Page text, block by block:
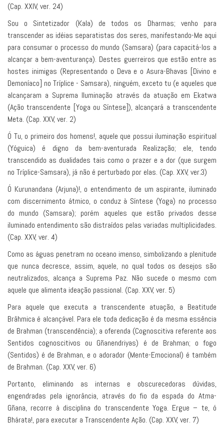
(Cap. XXIV, ver. 24)
Sou o Sintetizador (Kala) de todos os Dharmas; venho para
transcender as idéias separatistas dos seres, manifestando-Me aqui
para consumar o processo do mundo (Samsara) (para capacitá-los a
alcançar a bem-aventurança). Destes guerreiros que estão entre as
hostes inimigas (Representando o Deva e o Asura-Bhavas [Divino e
Demoníaco] no Tríplice - Samsara), ninguém, exceto tu (e aqueles que
alcançaram a Suprema Iluminação através da atuação em Ekatwa
(Ação transcendente [Yoga ou Síntese]), alcançará a transcendente
Meta. (Cap. XXV, ver. 2)
Ó Tu, o primeiro dos homens!, aquele que possui iluminação espiritual
(Yóguica) é digno da bem-aventurada Realização; ele, tendo
transcendido as dualidades tais como o prazer e a dor (que surgem
no Tríplice-Samsara), já não é perturbado por elas. (Cap. XXV, ver.3)
Ó Kurunandana (Arjuna)!, o entendimento de um aspirante, iluminado
com discernimento átmico, o conduz à Síntese (Yoga) no processo
do mundo (Samsara); porém aqueles que estão privados desse
iluminado entendimento são distraídos pelas variadas multiplicidades.
(Cap. XXV, ver. 4)
Como as águas penetram no oceano imenso, simbolizando a plenitude
que nunca decresce, assim, aquele, no qual todos os desejos são
neutralizados, alcança a Suprema Paz. Não sucede o mesmo com
aquele que alimenta ideação passional. (Cap. XXV, ver. 5)
Para aquele que executa a transcendente atuação, a Beatitude
Brâhmica é alcançável. Para ele toda dedicação é da mesma essência
de Brahman (transcendência); a oferenda (Cognoscitiva referente aos
Sentidos cognoscitivos ou Gñanendriyas) é de Brahman; o fogo
(Sentidos) é de Brahman, e o adorador (Mente-Emocional) é também
de Brahman. (Cap. XXV, ver. 6)
Portanto, eliminando as internas e obscurecedoras dúvidas,
engendradas pela ignorância, através do fio da espada do Atma-
Gñana, recorre à disciplina do transcendente Yoga. Ergue – te, ó
Bhárata!, para executar a Transcendente Ação. (Cap. XXV, ver. 7)